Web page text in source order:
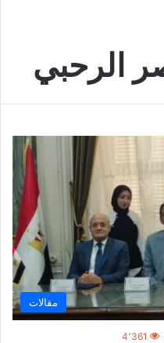
الرحبي
مقالات
4٬361